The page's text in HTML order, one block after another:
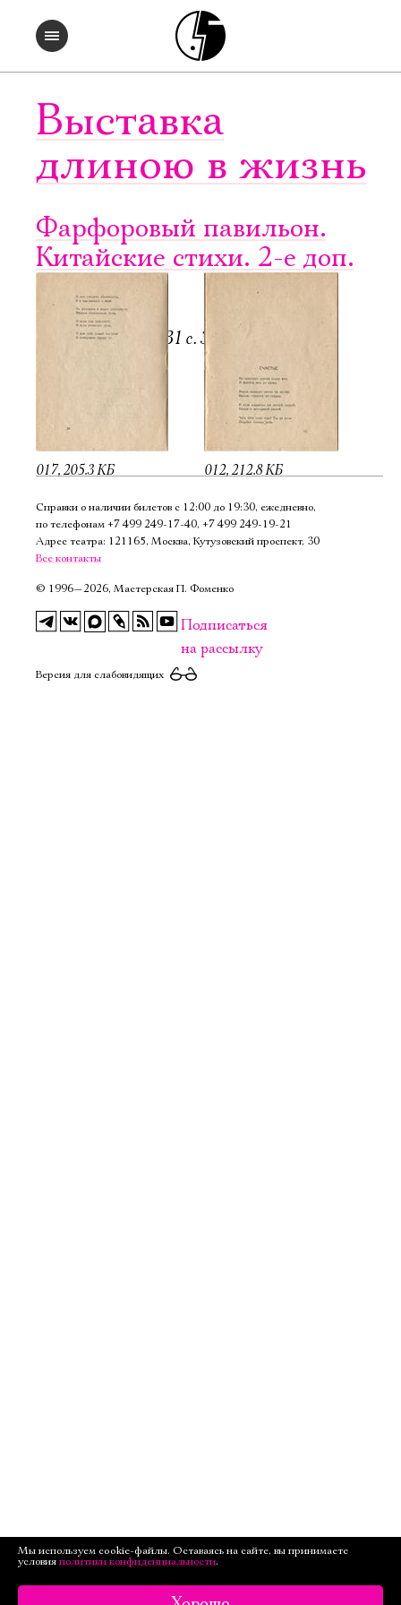
Выставка
длиною в жизнь
Фарфоровый павильон.
Китайские стихи. 2-е доп.
изд.
П.: Мысль, 1922. 31 с. 3500 экз.
017, 205.3 КБ 012, 212.8 КБ
Справки о наличии билетов с 12:00 до 19:30, ежедневно,
по телефонам +7 499 249‑17‑40, +7 499 249‑19‑21
Адрес театра: 121165, Москва, Кутузовский проспект, 30
Все контакты
© 1996—2026, Мастерская П. Фоменко
Подписаться
на рассылку
Версия для слабовидящих
Мы используем cookie-файлы. Оставаясь на сайте, вы принимаете
условия политики конфиденциальности.